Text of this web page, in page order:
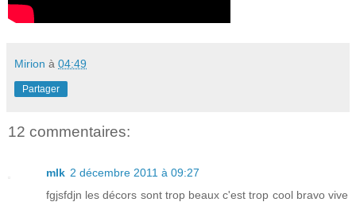
Mirion à 04:49
Partager
12 commentaires:
mlk 2 décembre 2011 à 09:27
fgjsfdjn les décors sont trop beaux c'est trop cool bravo vive